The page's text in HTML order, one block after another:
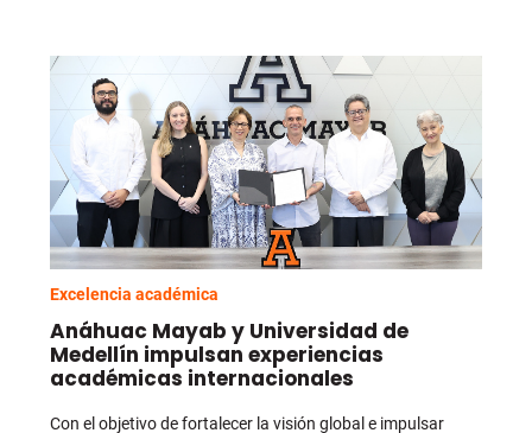
Excelencia académica
Anáhuac Mayab y Universidad de
Medellín impulsan experiencias
académicas internacionales
Con el objetivo de fortalecer la visión global e impulsar